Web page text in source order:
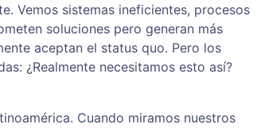
Vemos sistemas ineficientes, procesos
soluciones pero generan más
aceptan el status quo. Pero los
¿Realmente necesitamos esto así?
Cuando miramos nuestros